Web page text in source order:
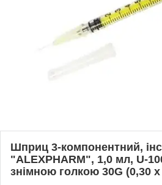
Шприц 3-компонентний,
"ALEXPHARM", 1,0 мл, U-
знімною голкою 30G (0,30